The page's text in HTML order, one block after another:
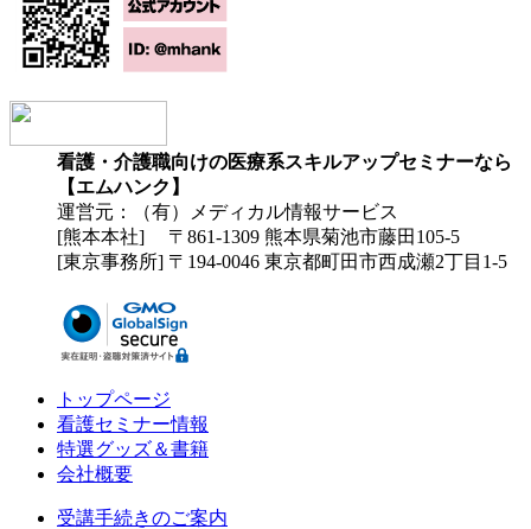
看護・介護職向けの医療系スキルアップセミナーなら
【エムハンク】
運営元：（有）メディカル情報サービス
[熊本本社] 〒861-1309 熊本県菊池市藤田105-5
[東京事務所] 〒194-0046 東京都町田市西成瀬2丁目1-5
トップページ
看護セミナー情報
特選グッズ＆書籍
会社概要
受講手続きのご案内